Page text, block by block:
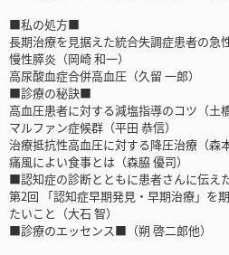
■私の処方■
長期治療を見据えた統合失調症患者の急
慢性膵炎（岡崎 和一）
高尿酸血症合併高血圧（久留 一郎）
■診療の秘訣■
高血圧患者に対する減塩指導のコツ（土橋
マルファン症候群（平田 恭信）
治療抵抗性高血圧に対する降圧治療（森本
痛風によい食事とは（森脇 優司）
■認知症の診断とともに患者さんに伝え
第2回 「認知症早期発見・早期治療」を
たいこと（大石 智）
■診療のエッセンス■（朔 啓二郎他）